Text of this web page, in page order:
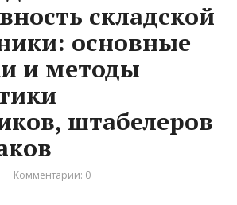
складской
основные
и методы
штабелеров
Комментарии: 0